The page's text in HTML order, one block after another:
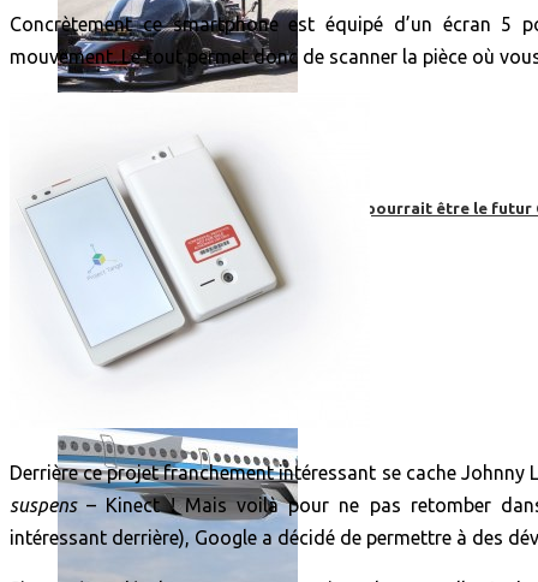
Boom, cet avion de ligne supersonique pourrait être le futur
Concrètement ce smartphone est équipé d’un écran 5
mouvement. Le tout permet donc de scanner la pièce où
Derrière ce projet franchement intéressant se cache
suspens– Kinect ! Mais voilà pour ne pas retomber
intéressant derrière), Google a décidé de permettre à des